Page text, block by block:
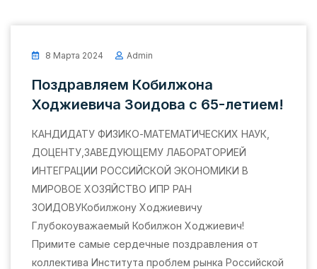
8 Марта 2024 Admin
Поздравляем Кобилжона
Ходжиевича Зоидова с 65-летием!
КАНДИДАТУ ФИЗИКО-МАТЕМАТИЧЕСКИХ НАУК,
ДОЦЕНТУ,ЗАВЕДУЮЩЕМУ ЛАБОРАТОРИЕЙ
ИНТЕГРАЦИИ РОССИЙСКОЙ ЭКОНОМИКИ В
МИРОВОЕ ХОЗЯЙСТВО ИПР РАН
ЗОИДОВУКобилжону Ходжиевичу
Глубокоуважаемый Кобилжон Ходжиевич!
Примите самые сердечные поздравления от
коллектива Института проблем рынка Российской